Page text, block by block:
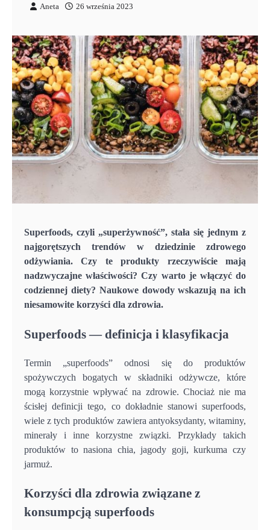
Aneta 26 września 2023
Superfoods, czyli „superżywność”, stała się jednym z
najgorętszych trendów w dziedzinie zdrowego
odżywiania. Czy te produkty rzeczywiście mają
nadzwyczajne właściwości? Czy warto je włączyć do
codziennej diety? Naukowe dowody wskazują na ich
niesamowite korzyści dla zdrowia.
Superfoods — definicja i klasyfikacja
Termin „superfoods” odnosi się do produktów
spożywczych bogatych w składniki odżywcze, które
mogą korzystnie wpływać na zdrowie. Chociaż nie ma
ścisłej definicji tego, co dokładnie stanowi superfoods,
wiele z tych produktów zawiera antyoksydanty, witaminy,
minerały i inne korzystne związki. Przykłady takich
produktów to nasiona chia, jagody goji, kurkuma czy
jarmuż.
Korzyści dla zdrowia związane z
konsumpcją superfoods